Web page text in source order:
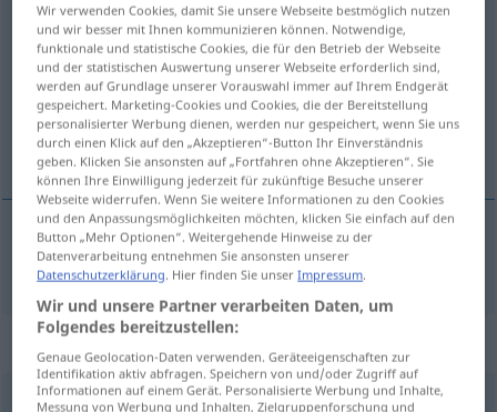
naseweisadj
Übersicht aller Übersetzungen
(Für mehr Details die Übersetzung anklicken/antippen)
trop curieux
(trop)curieux naseweis
Synonyme für "naseweis"
Wir verwenden Cookies, damit Sie unsere Webseite bestmöglich nutzen
und wir besser mit Ihnen kommunizieren können. Notwendige,
funktionale und statistische Cookies, die für den Betrieb der Webseite
und der statistischen Auswertung unserer Webseite erforderlich sind,
werden auf Grundlage unserer Vorauswahl immer auf Ihrem Endgerät
gespeichert. Marketing-Cookies und Cookies, die der Bereitstellung
personalisierter Werbung dienen, werden nur gespeichert, wenn Sie uns
durch einen Klick auf den „Akzeptieren“-Button Ihr Einverständnis
geben. Klicken Sie ansonsten auf „Fortfahren ohne Akzeptieren“. Sie
können Ihre Einwilligung jederzeit für zukünftige Besuche unserer
Webseite widerrufen. Wenn Sie weitere Informationen zu den Cookies
und den Anpassungsmöglichkeiten möchten, klicken Sie einfach auf den
Button „Mehr Optionen“. Weitergehende Hinweise zu der
Datenverarbeitung entnehmen Sie ansonsten unserer
Datenschutzerklärung. Hier finden Sie unserImpressum.
Wir und unsere Partner verarbeiten Daten, um
Folgendes bereitzustellen:
Genaue Geolocation-Daten verwenden. Geräteeigenschaften zur
Identifikation aktiv abfragen. Speichern von und/oder Zugriff auf
Informationen auf einem Gerät. Personalisierte Werbung und Inhalte,
Messung von Werbung und Inhalten, Zielgruppenforschung und